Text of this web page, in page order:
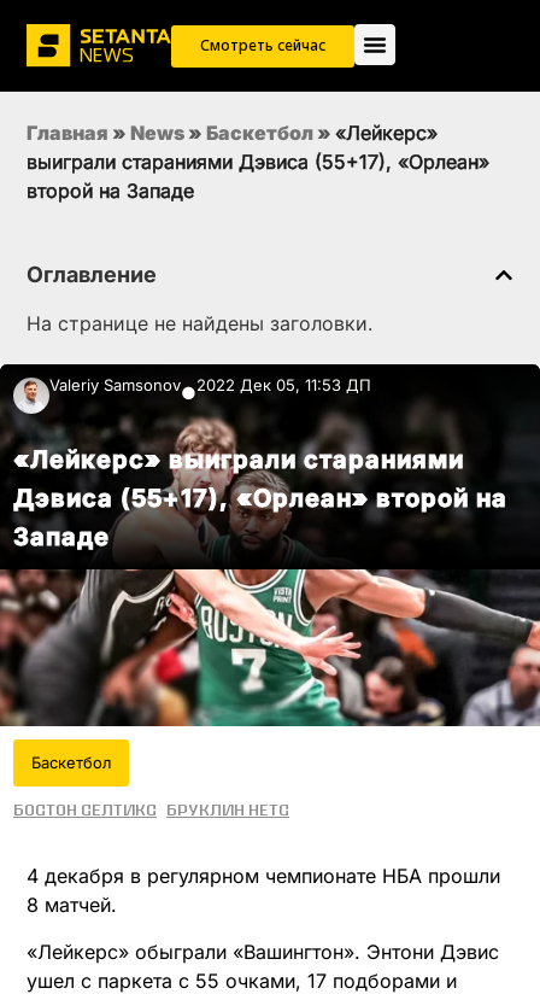
Смотреть сейчас
Главная » News » Баскетбол » «Лейкерс»
выиграли стараниями Дэвиса (55+17), «Орлеан»
второй на Западе
Оглавление
На странице не найдены заголовки.
Valeriy Samsonov●2022 Дек 05, 11:53 ДП
«Лейкерс» выиграли стараниями
Дэвиса (55+17), «Орлеан» второй на
Западе
Баскетбол
Бостон Селтикс Бруклин Нетс
4 декабря в регулярном чемпионате НБА прошли
8 матчей.
«Лейкерс» обыграли «Вашингтон». Энтони Дэвис
ушел с паркета с 55 очками, 17 подборами и